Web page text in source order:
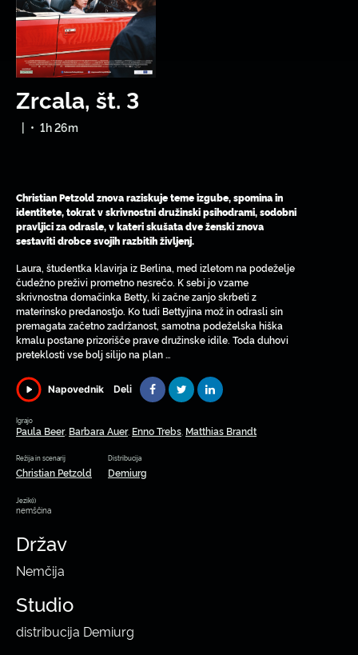
Zrcala, št. 3
| • 1h 26m
Christian Petzold znova raziskuje teme izgube, spomina in
identitete, tokrat v skrivnostni družinski psihodrami, sodobni
pravljici za odrasle, v kateri skušata dve ženski znova
sestaviti drobce svojih razbitih življenj.
Laura, študentka klavirja iz Berlina, med izletom na podeželje
čudežno preživi prometno nesrečo. K sebi jo vzame
skrivnostna domačinka Betty, ki začne zanjo skrbeti z
materinsko predanostjo. Ko tudi Bettyjina mož in odrasli sin
premagata začetno zadržanost, samotna podeželska hiška
kmalu postane prizorišče prave družinske idile. Toda duhovi
preteklosti vse bolj silijo na plan …
Napovednik Deli
Igrajo
Paula Beer, Barbara Auer, Enno Trebs Matthias Brandt
Režija in scenarij
Christian Petzold
Distribucija
Demiurg
Jezik(i)
nemščina
Držav
Nemčija
Studio
distribucija Demiurg